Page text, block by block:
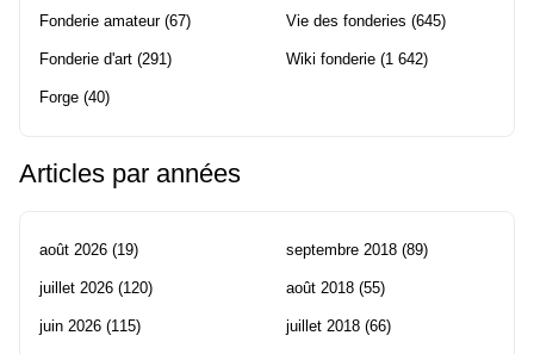
Fonderie amateur(67)
Fonderie d'art (291)
Forge (40)
Vie des fonderies (645)
Wiki fonderie (1 642)
Articles par années
août 2026 (19)
juillet 2026 (120)
juin 2026 (115)
septembre 2018 (89)
août 2018 (55)
juillet 2018 (66)